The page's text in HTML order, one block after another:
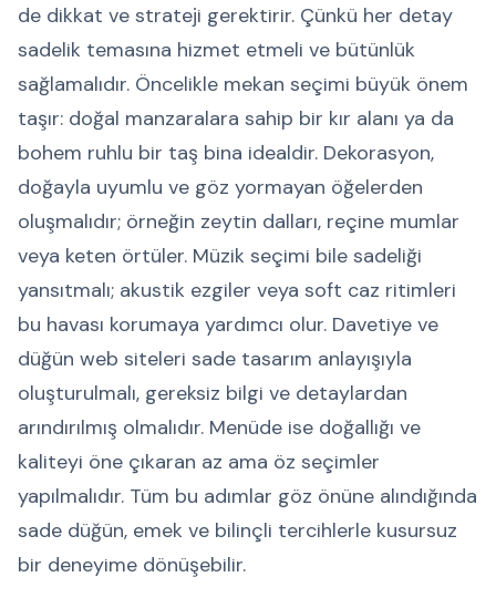
de dikkat ve strateji gerektirir. Çünkü her detay
sadelik temasına hizmet etmeli ve bütünlük
sağlamalıdır. Öncelikle mekan seçimi büyük önem
taşır: doğal manzaralara sahip bir kır alanı ya da
bohem ruhlu bir taş bina idealdir. Dekorasyon,
doğayla uyumlu ve göz yormayan öğelerden
oluşmalıdır; örneğin zeytin dalları, reçine mumlar
veya keten örtüler. Müzik seçimi bile sadeliği
yansıtmalı; akustik ezgiler veya soft caz ritimleri
bu havası korumaya yardımcı olur. Davetiye ve
düğün web siteleri sade tasarım anlayışıyla
oluşturulmalı, gereksiz bilgi ve detaylardan
arındırılmış olmalıdır. Menüde ise doğallığı ve
kaliteyi öne çıkaran az ama öz seçimler
yapılmalıdır. Tüm bu adımlar göz önüne alındığında
sade düğün, emek ve bilinçli tercihlerle kusursuz
bir deneyime dönüşebilir.